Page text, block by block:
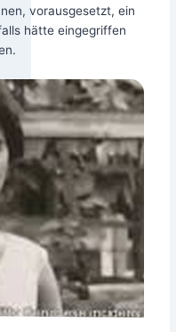
vor­aus­ge­setzt, ein
hät­te ein­ge­grif­fen